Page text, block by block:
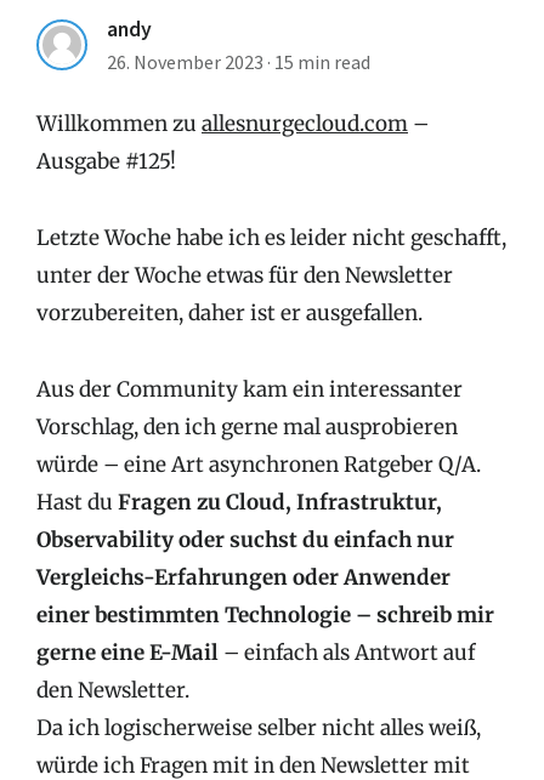
andy
26. November 2023 · 15 min read
Willkommen zu allesnurgecloud.com –
Ausgabe #125!
Letzte Woche habe ich es leider nicht geschafft,
unter der Woche etwas für den Newsletter
vorzubereiten, daher ist er ausgefallen.
Aus der Community kam ein interessanter
Vorschlag, den ich gerne mal ausprobieren
würde – eine Art asynchronen Ratgeber Q/A.
Hast du Fragen zu Cloud, Infrastruktur,
Observability oder suchst du einfach nur
Vergleichs-Erfahrungen oder Anwender
einer bestimmten Technologie – schreib mir
gerne eine E-Mail – einfach als Antwort auf
den Newsletter.
Da ich logischerweise selber nicht alles weiß,
würde ich Fragen mit in den Newsletter mit